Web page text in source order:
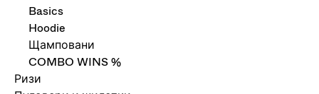
Basics
Hoodie
Щамповани
COMBO WINS %
Ризи